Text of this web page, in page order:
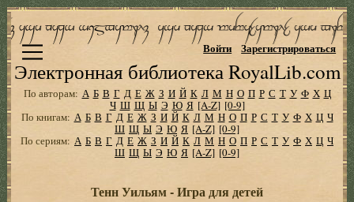
Электронная библиотека RoyalLib.com
Войти Зарегистрироваться
По авторам: А Б В Г Д Е Ж З И Й К Л М Н О П Р С Т У Ф Х Ц
Ч Ш Щ Ы Э Ю Я [A-Z] [0-9]
По книгам: А Б В Г Д Е Ж З И Й К Л М Н О П Р С Т У Ф Х Ц Ч
Ш Щ Ы Э Ю Я [A-Z] [0-9]
По сериям: А Б В Г Д Е Ж З И Й К Л М Н О П Р С Т У Ф Х Ц Ч
Ш Щ Ы Э Ю Я [A-Z] [0-9]
Тенн Уильям - Игра для детей